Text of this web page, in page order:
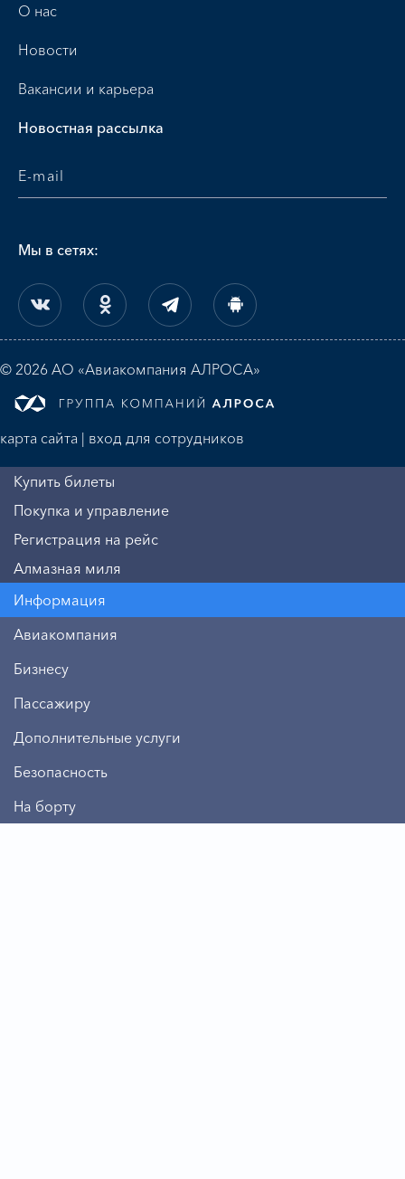
О нас
Новости
Вакансии и карьера
Новостная рассылка
Мы в сетях:
© 2026 АО «Авиакомпания АЛРОСА»
карта сайта | вход для сотрудников
Купить билеты
Покупка и управление
Регистрация на рейс
Алмазная миля
Информация
Авиакомпания
Бизнесу
Пассажиру
Дополнительные услуги
Безопасность
На борту